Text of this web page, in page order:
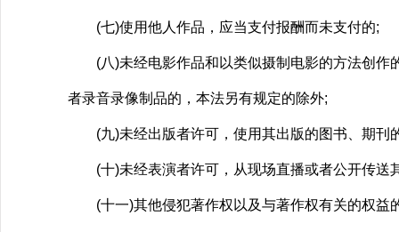
(七)使用他人作品，应当支付报酬而未支付的;
(八)未经电影作品和以类似摄制电影的方法创作
者录音录像制品的，本法另有规定的除外;
(九)未经出版者许可，使用其出版的图书、期刊
(十)未经表演者许可，从现场直播或者公开传送
(十一)其他侵犯著作权以及与著作权有关的权益